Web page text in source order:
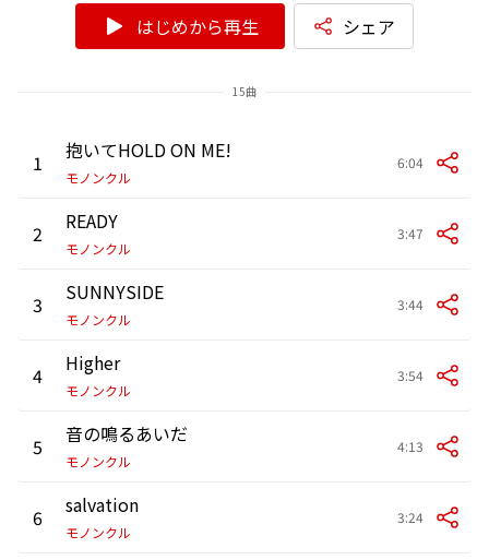
はじめから再生 シェア
15曲
1 抱いてHOLD ON ME!
モノンクル
6:04
2 READY
モノンクル
3:47
3 SUNNYSIDE
モノンクル
3:44
4 Higher
モノンクル
3:54
5 音の鳴るあいだ
モノンクル
4:13
6 salvation
モノンクル
3:24